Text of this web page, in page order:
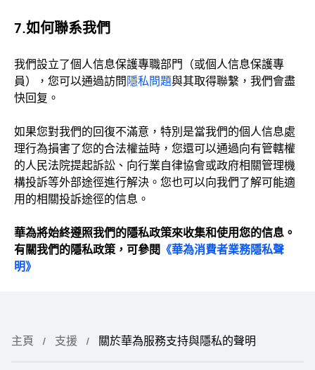
7.如何聯系我們
我們設立了個人信息保護專職部門（或個人信息保護專
員），您可以通過訪問隱私問題與其取得聯繫，我們會盡
快回复。
如果您對我們的回復不滿意，特別是當我們的個人信息處
理行為損害了您的合法權益時，您還可以通過向有管轄權
的人民法院提起訴訟、向行業自律協會或政府相關管理機
構投訴等外部途徑進行解決。您也可以向我們了解可能適
用的相關投訴途徑的信息。
華為將始終遵照我們的隱私政策來收集和使用您的信息。
有關我們的隱私政策，可參閱 《華為消費者業務隱私聲
明》
主頁 支援 關於華為服務支持與隱私的聲明